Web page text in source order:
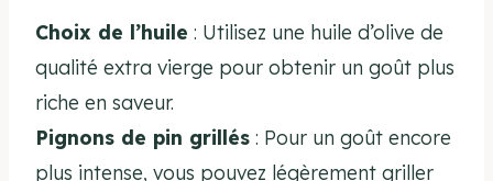
Choix de l’huile : Utilisez une huile d’olive de
qualité extra vierge pour obtenir un goût plus
riche en saveur.
Pignons de pin grillés : Pour un goût encore
plus intense, vous pouvez légèrement griller